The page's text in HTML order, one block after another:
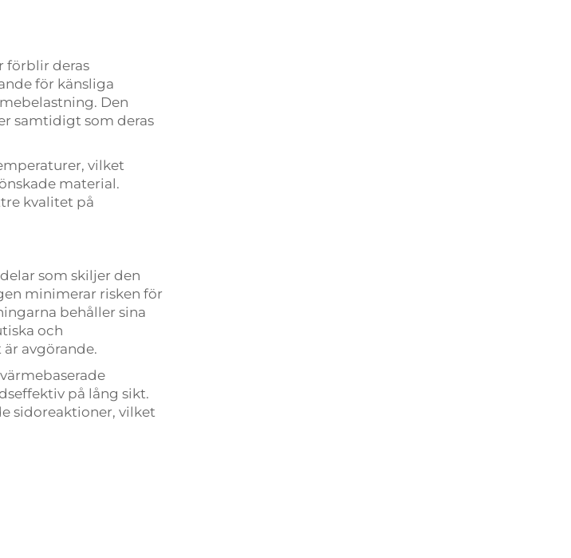
förblir deras
för känsliga
Den
samtidigt som deras
vilket
material.
kvalitet på
som skiljer den
minimerar risken för
behåller sina
och
avgörande.
på lång sikt.
sidoreaktioner, vilket